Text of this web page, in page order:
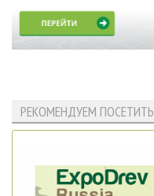
РЕКОМЕНДУЕМ ПОСЕТИТЬ